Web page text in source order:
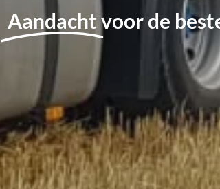
Aandachtvoor de